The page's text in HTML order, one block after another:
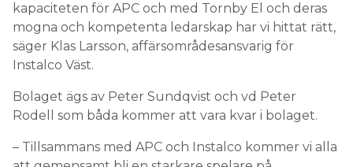
kapaciteten för APC och med Tornby El och deras
mogna och kompetenta ledarskap har vi hittat rätt,
säger Klas Larsson, affärsområdesansvarig för
Instalco Väst.
Bolaget ägs av Peter Sundqvist och vd Peter
Rodell som båda kommer att vara kvar i bolaget.
– Tillsammans med APC och Instalco kommer vi alla